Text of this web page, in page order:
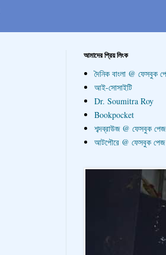
আমাদের প্রিয় লিংক
দৈনিক বাংলা @ ফেসবুক
আই-সোসাইটি
Dr. Soumitra Roy
Bookpocket
শব্দব্রাউজ @ ফেসবুক পেজ
আটপৌরে @ ফেসবুক পেজ